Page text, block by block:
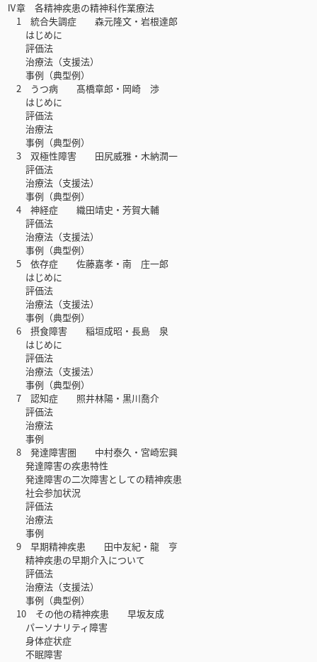
Ⅳ章 各精神疾患の精神科作業療法
1 統合失調症 森元隆文・岩根達郎
はじめに
評価法
治療法（支援法）
事例（典型例）
2 うつ病 髙橋章郎・岡崎 渉
はじめに
評価法
治療法
事例（典型例）
3 双極性障害 田尻威雅・木納潤一
評価法
治療法（支援法）
事例（典型例）
4 神経症 織田靖史・芳賀大輔
評価法
治療法（支援法）
事例（典型例）
5 依存症 佐藤嘉孝・南 庄一郎
はじめに
評価法
治療法（支援法）
事例（典型例）
6 摂食障害 稲垣成昭・長島 泉
はじめに
評価法
治療法（支援法）
事例（典型例）
7 認知症 照井林陽・黒川喬介
評価法
治療法
事例
8 発達障害圏 中村泰久・宮崎宏興
発達障害の疾患特性
発達障害の二次障害としての精神疾患
社会参加状況
評価法
治療法
事例
9 早期精神疾患 田中友紀・龍 亨
精神疾患の早期介入について
評価法
治療法（支援法）
事例（典型例）
10 その他の精神疾患 早坂友成
パーソナリティ障害
身体症状症
不眠障害